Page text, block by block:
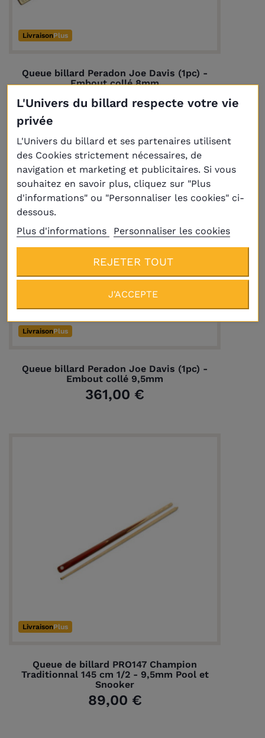
LivraisonPlus
Queue billard Peradon Joe Davis (1pc) -
Embout collé 8mm
361,00 €
LivraisonPlus
Queue billard Peradon Joe Davis (1pc) -
Embout collé 9,5mm
361,00 €
LivraisonPlus
Queue de billard PRO147 Champion
Traditionnal 145 cm 1/2 - 9,5mm Pool et
Snooker
89,00 €
L'Univers du billard respecte votre vie
privée
L'Univers du billard et ses partenaires utilisent
des Cookies strictement nécessaires, de
navigation et marketing et publicitaires. Si vous
souhaitez en savoir plus, cliquez sur "Plus
d'informations" ou "Personnaliser les cookies" ci-
dessous.
Plus d'informations
Personnaliser les cookies
REJETER TOUT
J'ACCEPTE